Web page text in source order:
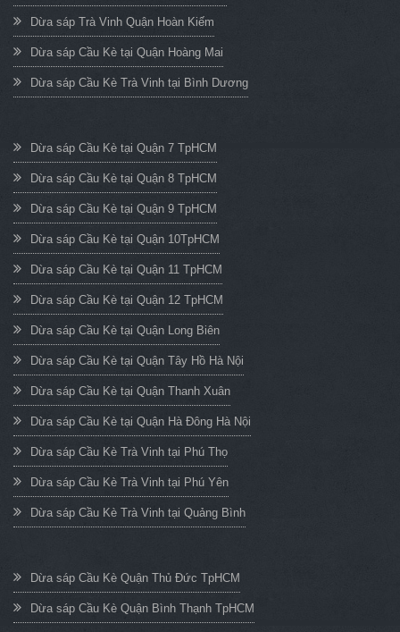
Dừa sáp Trà Vinh Quận Hoàn Kiếm
Dừa sáp Cầu Kè tại Quận Hoàng Mai
Dừa sáp Cầu Kè Trà Vinh tại Bình Dương
Dừa sáp Cầu Kè tại Quận 7 TpHCM
Dừa sáp Cầu Kè tại Quận 8 TpHCM
Dừa sáp Cầu Kè tại Quận 9 TpHCM
Dừa sáp Cầu Kè tại Quận 10TpHCM
Dừa sáp Cầu Kè tại Quận 11 TpHCM
Dừa sáp Cầu Kè tại Quận 12 TpHCM
Dừa sáp Cầu Kè tại Quận Long Biên
Dừa sáp Cầu Kè tại Quận Tây Hồ Hà Nội
Dừa sáp Cầu Kè tại Quận Thanh Xuân
Dừa sáp Cầu Kè tại Quận Hà Đông Hà Nội
Dừa sáp Cầu Kè Trà Vinh tại Phú Thọ
Dừa sáp Cầu Kè Trà Vinh tại Phú Yên
Dừa sáp Cầu Kè Trà Vinh tại Quảng Bình
Dừa sáp Cầu Kè Quận Thủ Đức TpHCM
Dừa sáp Cầu Kè Quận Bình Thạnh TpHCM